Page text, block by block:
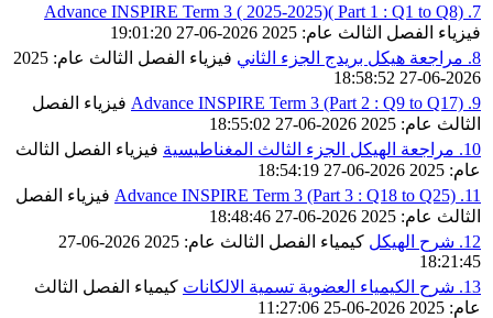
7. Advance INSPIRE Term 3 ( 2025-2025)( Part 1 : Q1 to Q8)
فيزياء الفصل الثالث عام: 2025
2026-06-27 19:01:20
8. مراجعة هيكل بريدج الجزء الثاني
فيزياء الفصل الثالث عام: 2025
2026-06-27 18:58:52
9. Advance INSPIRE Term 3 (Part 2 : Q9 to Q17)
فيزياء الفصل
الثالث عام: 2025
2026-06-27 18:55:02
10. مراجعة الهيكل الجزء الثالث المغناطيسية
فيزياء الفصل الثالث
عام: 2025
2026-06-27 18:54:19
11. Advance INSPIRE Term 3 (Part 3 : Q18 to Q25)
فيزياء الفصل
الثالث عام: 2025
2026-06-27 18:48:46
12. شرح الهيكل
كيمياء الفصل الثالث عام: 2025
2026-06-27
18:21:45
13. شرح الكيمياء العضوية تسمية الالكانات
كيمياء الفصل الثالث
عام: 2025
2026-06-25 11:27:06